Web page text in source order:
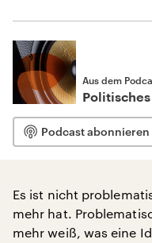
Aus dem
Podcast abonnieren
Es ist nicht
mehr hat.
mehr weiß, was eine